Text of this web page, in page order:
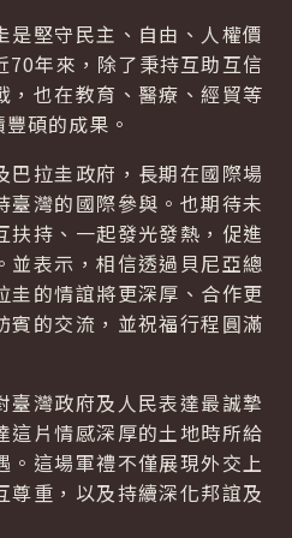
是堅守民主、自由、人權價
70年來，除了秉持互助互信
，也在教育、醫療、經貿等
碩的成果。
巴拉圭政府，長期在國際場
臺灣的國際參與。也期待未
扶持、一起發光發熱，促進
並表示，相信透過貝尼亞總
圭的情誼將更深厚、合作更
賓的交流，並祝福行程圓滿
臺灣政府及人民表達最誠摯
這片情感深厚的土地時所給
。這場軍禮不僅展現外交上
尊重，以及持續深化邦誼及